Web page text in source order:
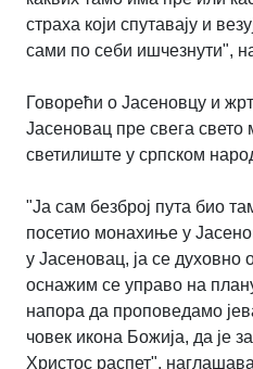
страха који спутавају и
сами по себи ишчезнути",
Говорећи о Јасеновцу и
Јасеновац пре свега свето
светилиште у српском
"Ја сам безброј пута био
посетио монахиње у
у Јасеновац, ја се
оснажим се управо на
напора да проповедамо
човек икона Божија, да је
Христос распет",